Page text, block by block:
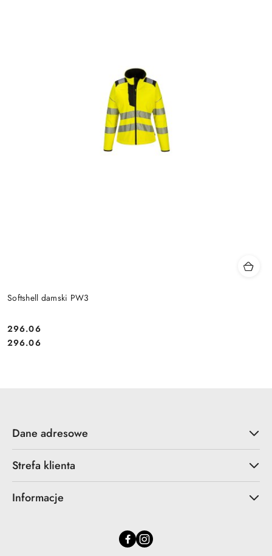
Softshell damski PW3
Cena:
296.06
Cena:
296.06
Dane adresowe
Strefa klienta
Informacje